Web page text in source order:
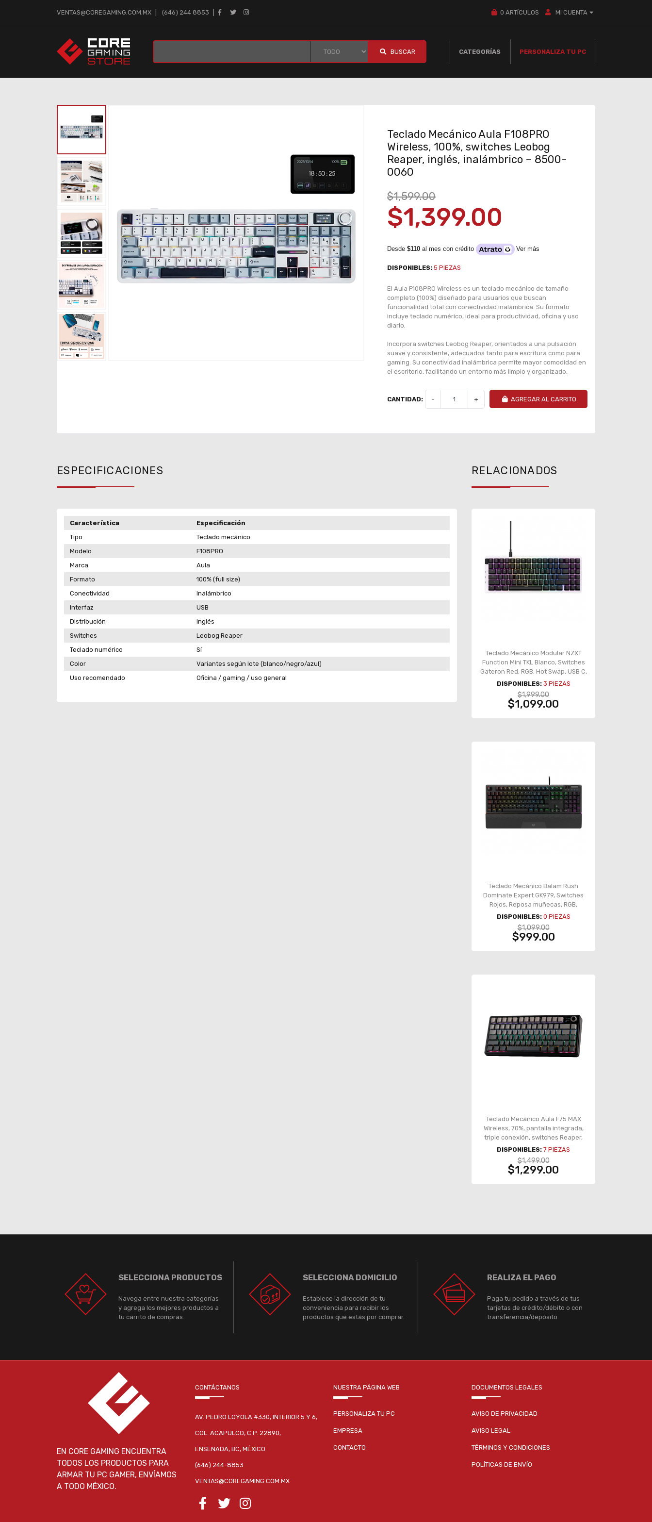
VENTAS@COREGAMING.COM.MX (646) 244 8853 0 ARTÍCULOS MI CUENTA
BUSCAR CATEGORÍAS PERSONALIZA TU PC
Teclado Mecánico Aula F108PRO
Wireless, 100%, switches Leobog
Reaper, inglés, inalámbrico – 8500-
0060
$1,599.00
$1,399.00
Desde $110al mes con crédito Ver más
DISPONIBLES: 5 PIEZAS
El Aula F108PRO Wireless es un teclado mecánico de tamaño
completo (100%) diseñado para usuarios que buscan
funcionalidad total con conectividad inalámbrica. Su formato
incluye teclado numérico, ideal para productividad, oficina y uso
diario.
Incorpora switches Leobog Reaper, orientados a una pulsación
suave y consistente, adecuados tanto para escritura como para
gaming. Su conectividad inalámbrica permite mayor comodidad en
el escritorio, facilitando un entorno más limpio y organizado.
CANTIDAD: - + AGREGAR AL CARRITO
ESPECIFICACIONES
Característica
Especificación
Tipo
Teclado mecánico
Modelo
F108PRO
Marca
Aula
Formato
100% (full size)
Conectividad
Inalámbrico
Interfaz
USB
Distribución
Inglés
Switches
Leobog Reaper
Teclado numérico
Sí
Color
Variantes según lote (blanco/negro/azul)
Uso recomendado
Oficina / gaming / uso general
RELACIONADOS
Teclado Mecánico Modular NZXT
Function Mini TKL Blanco, Switches
Gateron Red, RGB, Hot Swap, USB C,
Ingles - KB-175US-WR
DISPONIBLES: 3 PIEZAS
$1,999.00
$1,099.00
Teclado Mecánico Balam Rush
Dominate Expert GK979, Switches
Rojos, Reposa muñecas, RGB,
Español - BR-936781
DISPONIBLES: 0 PIEZAS
$1,099.00
$999.00
Teclado Mecánico Aula F75 MAX
Wireless, 70%, pantalla integrada,
triple conexión, switches Reaper,
gasket, RGB, negro/gris – 8500-
0052
DISPONIBLES: 7 PIEZAS
$1,499.00
$1,299.00
SELECCIONA PRODUCTOS
Navega entre nuestra categorías
y agrega los mejores productos a
tu carrito de compras.
SELECCIONA DOMICILIO
Establece la dirección de tu
conveniencia para recibir los
productos que estás por comprar.
REALIZA EL PAGO
Paga tu pedido a través de tus
tarjetas de crédito/débito o con
transferencia/depósito.
EN CORE GAMING ENCUENTRA
TODOS LOS PRODUCTOS PARA
ARMAR TU PC GAMER, ENVÍAMOS
A TODO MÉXICO.
CONTÁCTANOS
AV. PEDRO LOYOLA #330, INTERIOR 5 Y 6,
COL. ACAPULCO, C.P. 22890,
ENSENADA, BC, MÉXICO.
(646) 244-8853
VENTAS@COREGAMING.COM.MX
NUESTRA PÁGINA WEB
PERSONALIZA TU PC
EMPRESA
CONTACTO
DOCUMENTOS LEGALES
AVISO DE PRIVACIDAD
AVISO LEGAL
TÉRMINOS Y CONDICIONES
POLÍTICAS DE ENVÍO